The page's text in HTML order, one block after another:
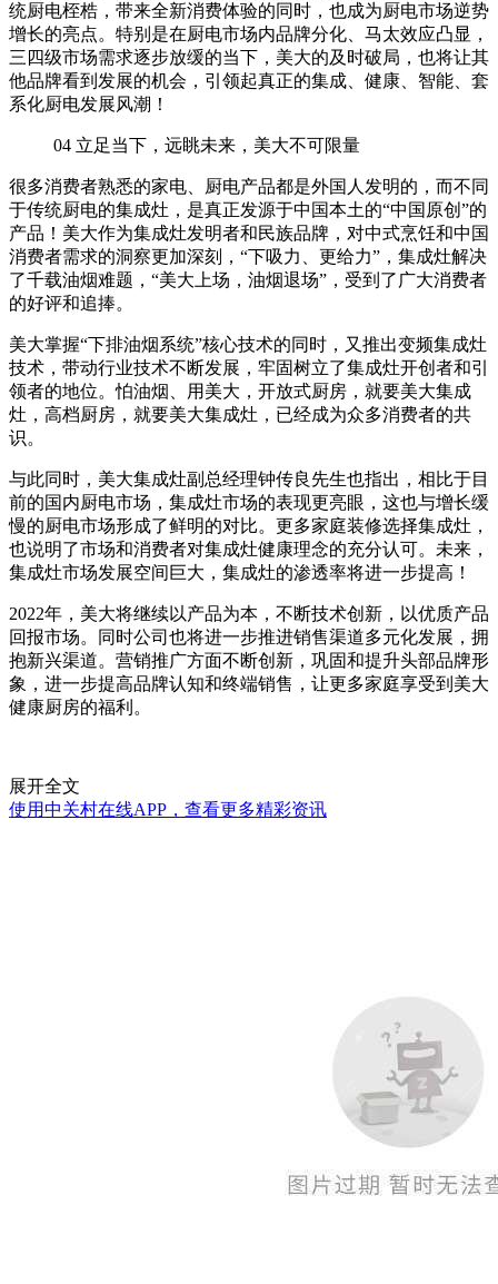
统厨电桎梏，带来全新消费体验的同时，也成为厨电市场逆势
增长的亮点。特别是在厨电市场内品牌分化、马太效应凸显，
三四级市场需求逐步放缓的当下，美大的及时破局，也将让其
他品牌看到发展的机会，引领起真正的集成、健康、智能、套
系化厨电发展风潮！
04 立足当下，远眺未来，美大不可限量
很多消费者熟悉的家电、厨电产品都是外国人发明的，而不同
于传统厨电的集成灶，是真正发源于中国本土的“中国原创”的
产品！美大作为集成灶发明者和民族品牌，对中式烹饪和中国
消费者需求的洞察更加深刻，“下吸力、更给力”，集成灶解决
了千载油烟难题，“美大上场，油烟退场”，受到了广大消费者
的好评和追捧。
美大掌握“下排油烟系统”核心技术的同时，又推出变频集成灶
技术，带动行业技术不断发展，牢固树立了集成灶开创者和引
领者的地位。怕油烟、用美大，开放式厨房，就要美大集成
灶，高档厨房，就要美大集成灶，已经成为众多消费者的共
识。
与此同时，美大集成灶副总经理钟传良先生也指出，相比于目
前的国内厨电市场，集成灶市场的表现更亮眼，这也与增长缓
慢的厨电市场形成了鲜明的对比。更多家庭装修选择集成灶，
也说明了市场和消费者对集成灶健康理念的充分认可。未来，
集成灶市场发展空间巨大，集成灶的渗透率将进一步提高！
2022年，美大将继续以产品为本，不断技术创新，以优质产品
回报市场。同时公司也将进一步推进销售渠道多元化发展，拥
抱新兴渠道。营销推广方面不断创新，巩固和提升头部品牌形
象，进一步提高品牌认知和终端销售，让更多家庭享受到美大
健康厨房的福利。
展开全文
使用中关村在线APP，查看更多精彩资讯